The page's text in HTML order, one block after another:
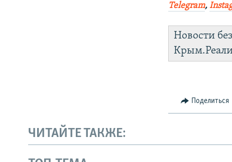
Telegram,
Новости
Поделиться
ЧИТАЙТЕ ТАКЖЕ: